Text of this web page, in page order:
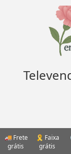
Frete
grátis
Faixa
grátis